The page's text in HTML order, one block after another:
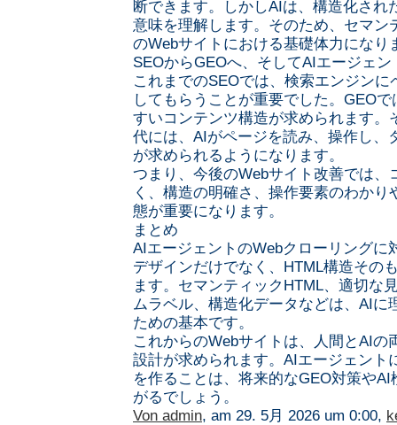
断できます。しかしAIは、構造化され
意味を理解します。そのため、セマン
のWebサイトにおける基礎体力になり
SEOからGEOへ、そしてAIエージェン
これまでのSEOでは、検索エンジン
してもらうことが重要でした。GEO
すいコンテンツ構造が求められます。
代には、AIがページを読み、操作し、
が求められるようになります。
つまり、今後のWebサイト改善では、
く、構造の明確さ、操作要素のわか
態が重要になります。
まとめ
AIエージェントのWebクローリングに
デザインだけでなく、HTML構造その
ます。セマンティックHTML、適切な
ムラベル、構造化データなどは、AIに
ための基本です。
これからのWebサイトは、人間とAIの
設計が求められます。AIエージェント
を作ることは、将来的なGEO対策や
がるでしょう。
Von admin, am 29. 5月 2026 um 0:00,